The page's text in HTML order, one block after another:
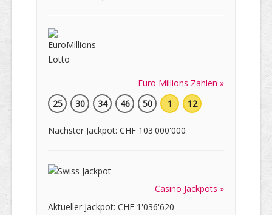
Euro Millions Zahlen »
25
30 34 46 50 1 12
Nächster Jackpot: CHF 103'000'000
Casino Jackpots »
Aktueller Jackpot: CHF 1'036'620